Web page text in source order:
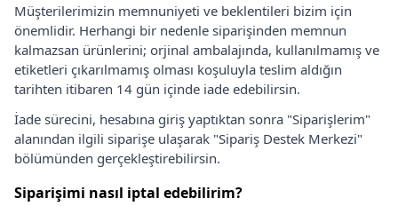
Müşterilerimizin memnuniyeti ve beklentileri bizim için
önemlidir. Herhangi bir nedenle siparişinden memnun
kalmazsan ürünlerini; orjinal ambalajında, kullanılmamış ve
etiketleri çıkarılmamış olması koşuluyla teslim aldığın
tarihten itibaren 14 gün içinde iade edebilirsin.
İade sürecini, hesabına giriş yaptıktan sonra "Siparişlerim"
alanından ilgili siparişe ulaşarak "Sipariş Destek Merkezi"
bölümünden gerçekleştirebilirsin.
Siparişimi nasıl iptal edebilirim?